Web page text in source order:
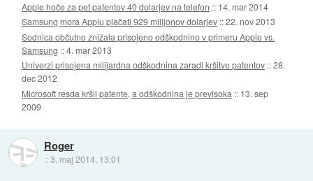
Apple hoče za pet patentov 40 dolarjev na telefon :: 14. mar 2014
Samsung mora Applu plačati 929 milijonov dolarjev ::22. nov 2013
Sodnica občutno znižala prisojeno odškodnino v primeru Apple vs.
Samsung ::4. mar 2013
Univerzi prisojena milijardna odškodnina zaradi kršitve patentov ::28.
dec 2012
Microsoft resda kršil patente, a odškodnina je previsoka :: 13. sep
2009
Roger
::3. maj 2014, 13:01